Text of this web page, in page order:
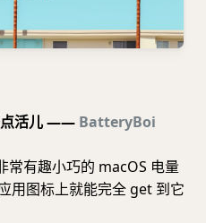
点活儿 —— BatteryBoi
常有趣小巧的 macOS 电量
用图标上就能完全 get 到它